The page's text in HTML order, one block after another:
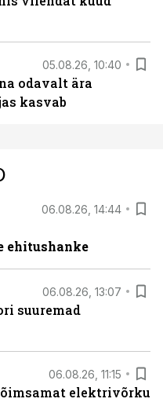
05.08.26, 10:40
odavalt ära
kasvab
06.08.26, 14:44
ehitushanke
06.08.26, 13:07
suuremad
06.08.26, 11:15
elektrivõrku